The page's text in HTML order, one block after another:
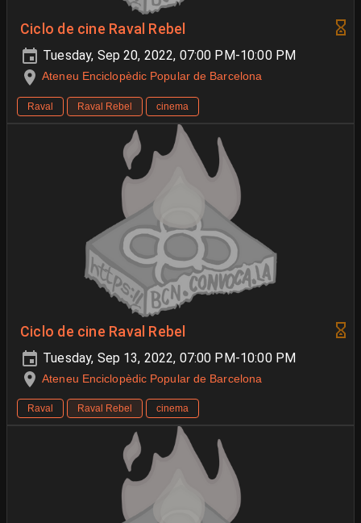
Ciclo de cine Raval Rebel
Tuesday, Sep 20, 2022, 07:00 PM-10:00 PM
Ateneu Enciclopèdic Popular de Barcelona
Raval Raval Rebel cinema
Ciclo de cine Raval Rebel
Tuesday, Sep 13, 2022, 07:00 PM-10:00 PM
Ateneu Enciclopèdic Popular de Barcelona
Raval Raval Rebel cinema